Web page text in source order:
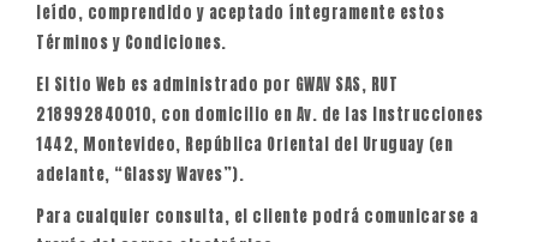
leído, comprendido y aceptado íntegramente estos
Términos y Condiciones.
El Sitio Web es administrado por GWAV SAS, RUT
218992840010, con domicilio en Av. de las Instrucciones
1442, Montevideo, República Oriental del Uruguay (en
adelante, “Glassy Waves”).
Para cualquier consulta, el cliente podrá comunicarse a